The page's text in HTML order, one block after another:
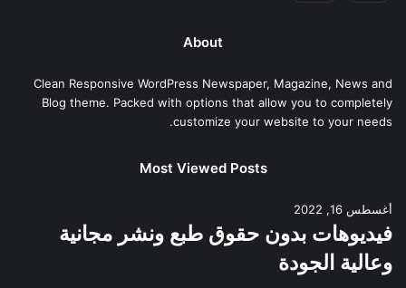
About
Clean Responsive WordPress Newspaper, Magazine, News and
Blog theme. Packed with options that allow you to completely
customize your website to your needs.
Most Viewed Posts
أغسطس 16, 2022
فيديوهات بدون حقوق طبع ونشر مجانية
وعالية الجودة